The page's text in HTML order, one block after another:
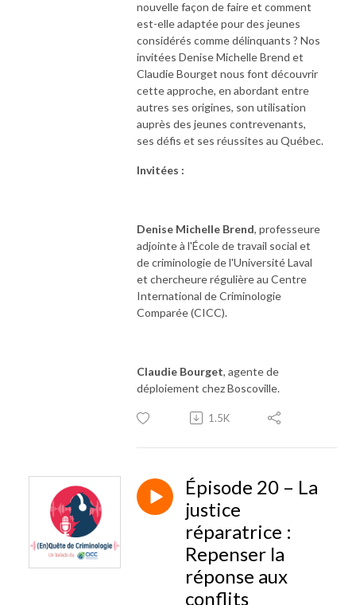
nouvelle façon de faire et comment
est-elle adaptée pour des jeunes
considérés comme délinquants ? Nos
invitées Denise Michelle Brend et
Claudie Bourget nous font découvrir
cette approche, en abordant entre
autres ses origines, son utilisation
auprès des jeunes contrevenants,
ses défis et ses réussites au Québec.
Invitées :
Denise Michelle Brend, professeure
adjointe à l'École de travail social et
de criminologie de l'Université Laval
et chercheure régulière au Centre
International de Criminologie
Comparée (CICC).
Claudie Bourget, agente de
déploiement chez Boscoville.
1.5K
Épisode 20 – La
justice
réparatrice :
Repenser la
réponse aux
conflits